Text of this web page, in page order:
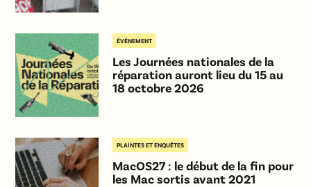
ÉVÉNEMENT
Les Journées nationales de la
réparation auront lieu du 15 au
18 octobre 2026
PLAINTES ET ENQUÊTES
MacOS27 : le début de la fin pour
les Mac sortis avant 2021